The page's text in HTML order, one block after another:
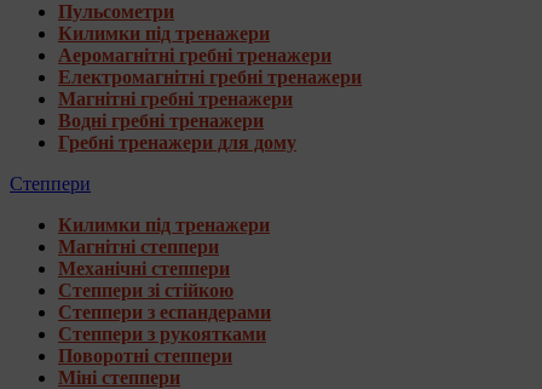
Пульсометри
Килимки під тренажери
Аеромагнітні гребні тренажери
Електромагнітні гребні тренажери
Магнітні гребні тренажери
Водні гребні тренажери
Гребні тренажери для дому
Степпери
Килимки під тренажери
Магнітні степпери
Механічні степпери
Степпери зі стійкою
Степпери з еспандерами
Степпери з рукоятками
Поворотні степпери
Міні степпери